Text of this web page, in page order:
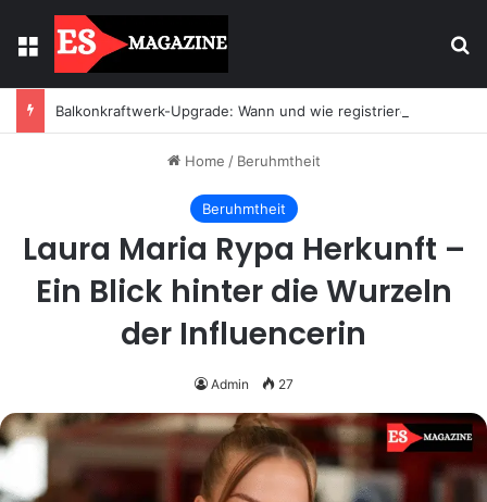
Menu
Balkonkraftwerk-Upgrade: Wann und wie registrieren
Home / Beruhmtheit
Beruhmtheit
Laura Maria Rypa Herkunft –
Ein Blick hinter die Wurzeln
der Influencerin
Admin 27